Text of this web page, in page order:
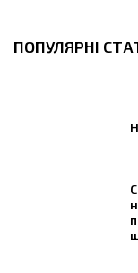
ПОПУЛЯРНІ